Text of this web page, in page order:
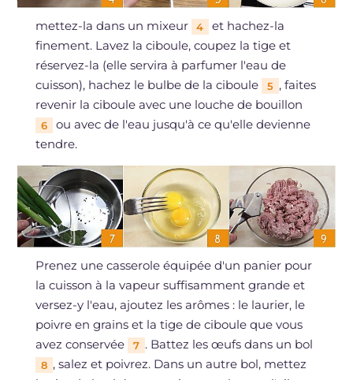
mettez-la dans un mixeur 4
et hachez-la
finement. Lavez la ciboule, coupez la tige et
réservez-la (elle servira à parfumer l'eau de
cuisson), hachez le bulbe de la ciboule
5 , faites
revenir la ciboule avec une louche de bouillon
6
ou avec de l'eau jusqu'à ce qu'elle devienne
tendre.
Prenez une casserole équipée d'un panier pour
la cuisson à la vapeur suffisamment grande et
versez-y l'eau, ajoutez les arômes : le laurier, le
poivre en grains et la tige de ciboule que vous
avez conservée
7 . Battez les œufs dans un bol
8 , salez et poivrez. Dans un autre bol, mettez